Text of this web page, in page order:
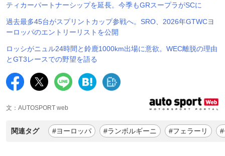
ティカーパートナーシップを延長。今季もGRスープラがSCに
過去最多45台がスプリントカップ参戦へ。SRO、2026年GTWCヨ
ーロッパのエントリーリストを公開
ロッシがニュル24時間と鈴鹿1000km出場に意欲。WEC離脱の理由
とGT3レースでの野望を語る
文：AUTOSPORT web
関連タグ #ヨーロッパ #ランボルギーニ #フェラーリ